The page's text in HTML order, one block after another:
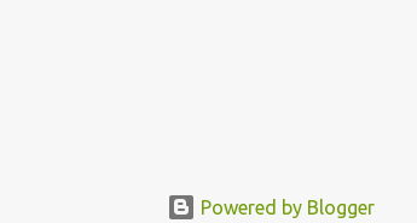
Powered by Blogger